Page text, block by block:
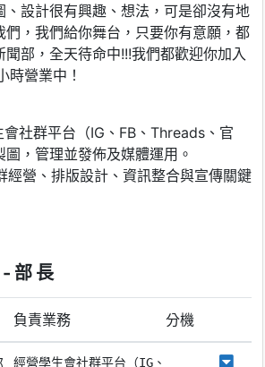
、設計很有興趣、想法，可是卻沒有地
們，我們給你舞台，只要你有意願，都
部，全天待命中!!!我們都歡迎你加入
時營業中！
社群平台（IG、FB、Threads、官
，管理並發佈及媒體運用。
經營、排版設計、資訊整合與宣傳關鍵
部長
負責業務 分機
經營學生會社群平台（IG、